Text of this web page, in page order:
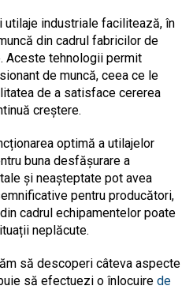
utilaje industriale facilitează, în
din cadrul fabricilor de
Aceste tehnologii permit
de muncă, ceea ce le
de a satisface cererea
creștere.
optimă a utilajelor
buna desfășurare a
și neașteptate pot avea
pentru producători,
cadrul echipamentelor poate
neplăcute.
să descoperi câteva aspecte
să efectuezi o înlocuire de